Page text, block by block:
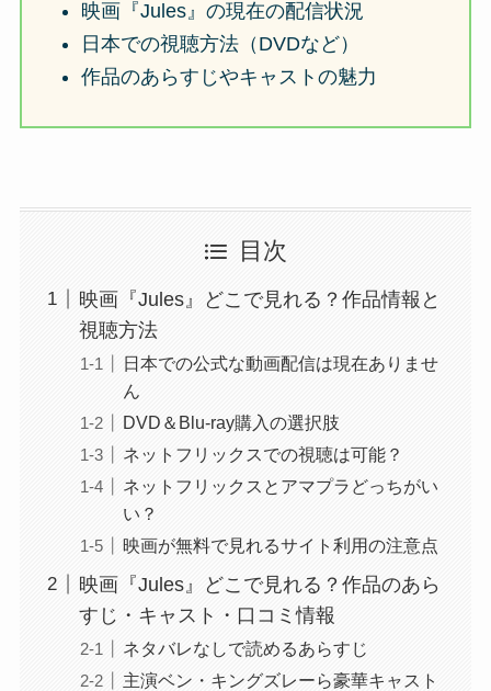
映画『Jules』の現在の配信状況
日本での視聴方法（DVDなど）
作品のあらすじやキャストの魅力
目次
映画『Jules』どこで見れる？作品情報と
視聴方法
日本での公式な動画配信は現在ありませ
ん
DVD＆Blu-ray購入の選択肢
ネットフリックスでの視聴は可能？
ネットフリックスとアマプラどっちがい
い？
映画が無料で見れるサイト利用の注意点
映画『Jules』どこで見れる？作品のあら
すじ・キャスト・口コミ情報
ネタバレなしで読めるあらすじ
主演ベン・キングズレーら豪華キャスト